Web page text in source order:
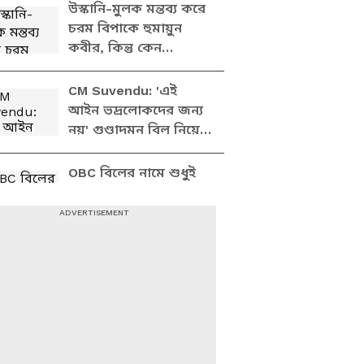
উস্কানি-মুলক মন্তব্য করে
চরম বিপাকে হুমায়ুন
কবীর, কিন্তু কেন
করেছিলেন এমন মন্তব্য?
CM Suvendu: 'এই
আইন ভদ্রলোকদের জন্য
নয়' গুণ্ডাদমন বিল নিয়ে
কড়া বার্তা মুখ্যমন্ত্রীর! কী
বললেন?
OBC বিলের নামে শুধুই
তৃণমূল? ভরা বিধানসভায়